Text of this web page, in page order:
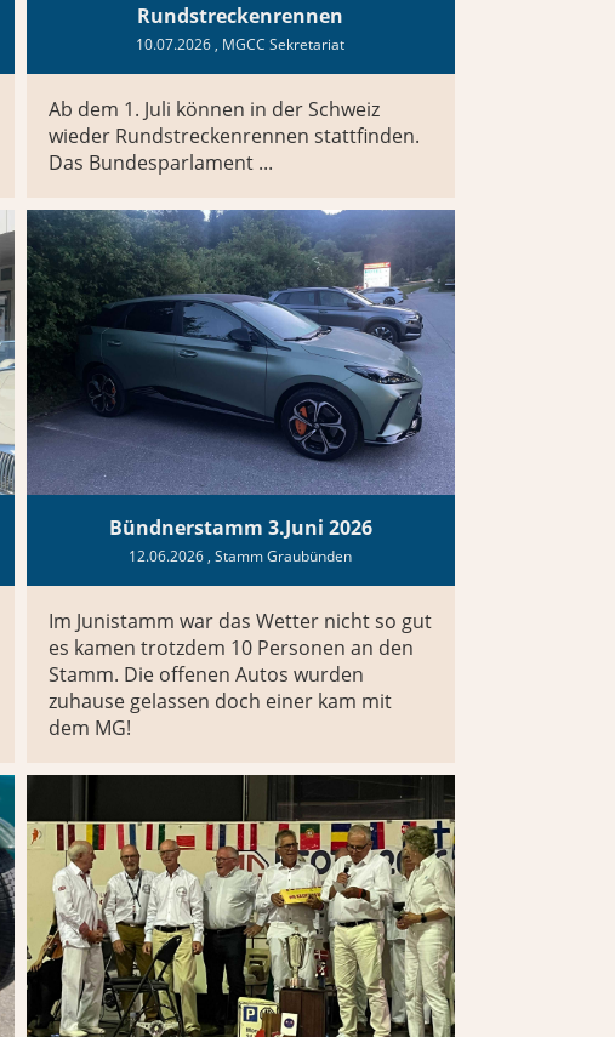
Rundstreckenrennen
10.07.2026 , MGCC Sekretariat
Ab dem 1. Juli können in der Schweiz
wieder Rundstreckenrennen stattfinden.
Das Bundesparlament ...
Bündnerstamm 3.Juni 2026
12.06.2026 , Stamm Graubünden
Im Junistamm war das Wetter nicht so gut
es kamen trotzdem 10 Personen an den
Stamm. Die offenen Autos wurden
zuhause gelassen doch einer kam mit
dem MG!